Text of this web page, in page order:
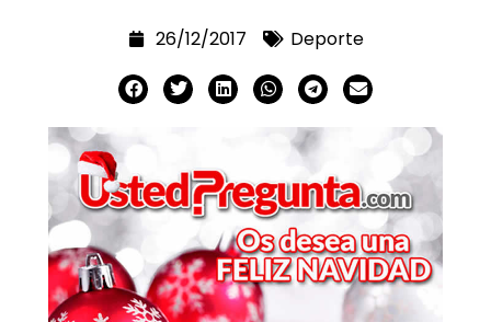
26/12/2017 Deporte